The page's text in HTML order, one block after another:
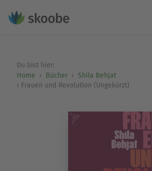
Du bist hier:
Home
Bücher
Shila Behjat
Frauen und Revolution (Ungekürzt)